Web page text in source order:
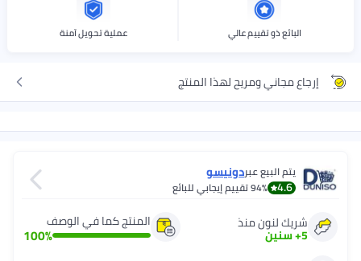
البائع ذو تقييم عالي عملية تحويل آمنة
إرجاع مجاني ومريح لهذا المنتج
يتم البيع عبردونيسو
4.6
94%تقييم إيجابي للبائع
المنتج كما في الوصف
100%
شريك لنون منذ
5
+سنين